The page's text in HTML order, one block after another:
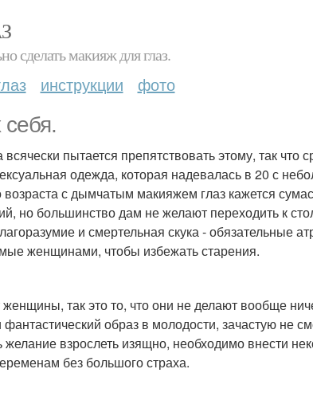
сделать макияж для глаз.
инструкции фото
пытается препятствовать этому, так что
одежда, которая надевалась в 20 с
с дымчатым макияжем глаз кажется
но большинство дам не желают переходить к
и смертельная скука - обязательные
женщинами, чтобы избежать старения.
так это то, что они не делают вообще
образ в молодости, зачастую не
взрослеть изящно, необходимо внести
без большого страха.